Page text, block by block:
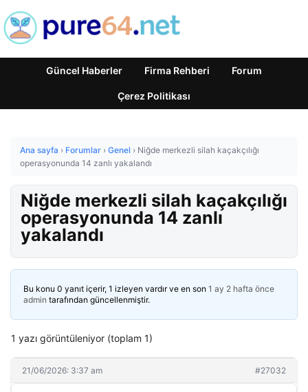
Güncel Haberler Firma Rehberi Forum
Çerez Politikası
Ana sayfa › Forumlar › Genel › Niğde merkezli silah kaçakçılığı
operasyonunda 14 zanlı yakalandı
Niğde merkezli silah kaçakçılığı
operasyonunda 14 zanlı
yakalandı
Bu konu 0 yanıt içerir, 1 izleyen vardır ve en son 1 ay 2 hafta önce
admin tarafından güncellenmiştir.
1 yazı görüntüleniyor (toplam 1)
21/06/2026: 3:37 am #27032